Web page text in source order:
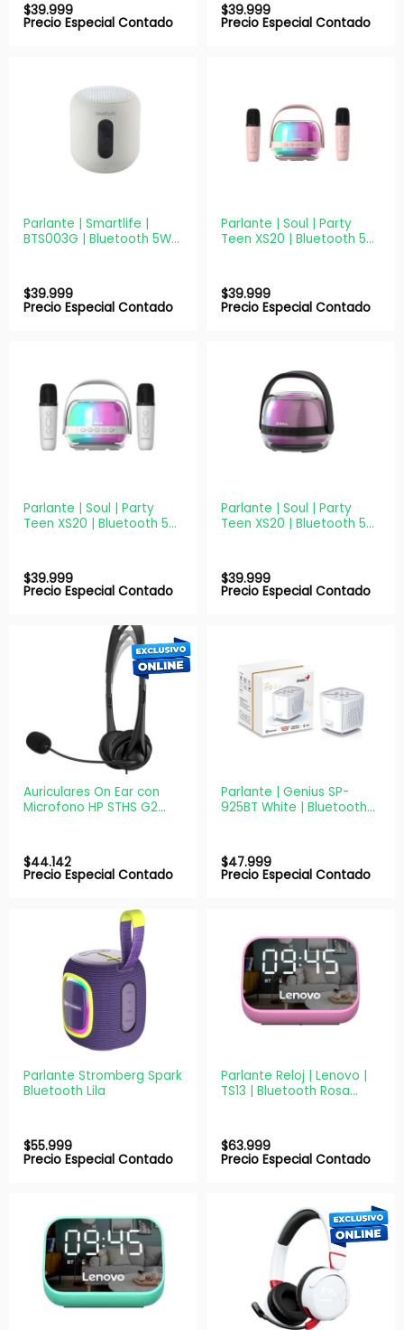
$39.999
Precio Especial Contado
$39.999
Precio Especial Contado
Parlante | Smartlife |
BTS003G | Bluetooth 5W
$39.999
Precio Especial Contado
Parlante | Soul | Party
Teen XS20 | Bluetooth 5W
$39.999
Precio Especial Contado
Parlante | Soul | Party
Teen XS20 | Bluetooth 5W
$39.999
Precio Especial Contado
Parlante | Soul | Party
Teen XS20 | Bluetooth 5W
$39.999
Precio Especial Contado
Auriculares On Ear con
Microfono HP STHS G2
$44.142
Precio Especial Contado
Parlante | Genius SP-
925BT White | Bluetooth
$47.999
Precio Especial Contado
Parlante Stromberg Spark
Bluetooth Lila
$55.999
Precio Especial Contado
Parlante Reloj | Lenovo |
TS13 | Bluetooth Rosa
$63.999
Precio Especial Contado